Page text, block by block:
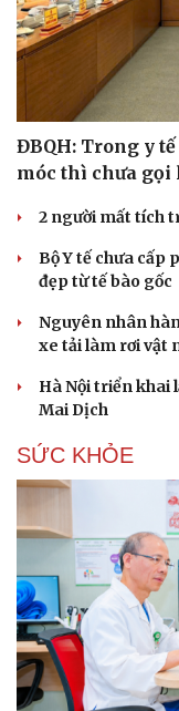
Cải chính
ĐBQH: Trong y
móc thì chưa
2 người mất tích
Bộ Y tế chưa cấp
đẹp từ tế bào gốc
Nguyên nhân
xe tải làm rơi vật
Hà Nội triển khai
Mai Dịch
SỨC KHỎE